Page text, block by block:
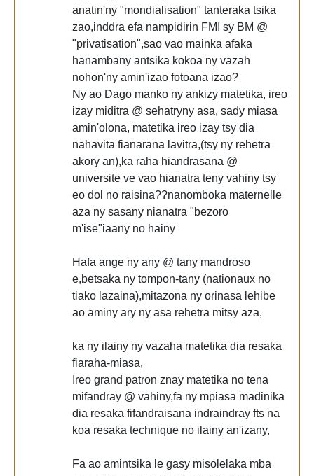
anatin'ny "mondialisation" tanteraka tsika
zao,inddra efa nampidirin FMI sy BM @
"privatisation",sao vao mainka afaka
hanambany antsika kokoa ny vazah
nohon'ny amin'izao fotoana izao?
Ny ao Dago manko ny ankizy matetika, ireo
izay miditra @ sehatryny asa, sady miasa
amin'olona, matetika ireo izay tsy dia
nahavita fianarana lavitra,(tsy ny rehetra
akory an),ka raha hiandrasana @
universite ve vao hianatra teny vahiny tsy
eo dol no raisina??nanomboka maternelle
aza ny sasany nianatra "bezoro
m'ise"iaany no hainy
Hafa ange ny any @ tany mandroso
e,betsaka ny tompon-tany (nationaux no
tiako lazaina),mitazona ny orinasa lehibe
ao aminy ary ny asa rehetra mitsy aza,
ka ny ilainy ny vazaha matetika dia resaka
fiaraha-miasa,
Ireo grand patron znay matetika no tena
mifandray @ vahiny,fa ny mpiasa madinika
dia resaka fifandraisana indraindray fts na
koa resaka technique no ilainy an'izany,
Fa ao amintsika le gasy misolelaka mba